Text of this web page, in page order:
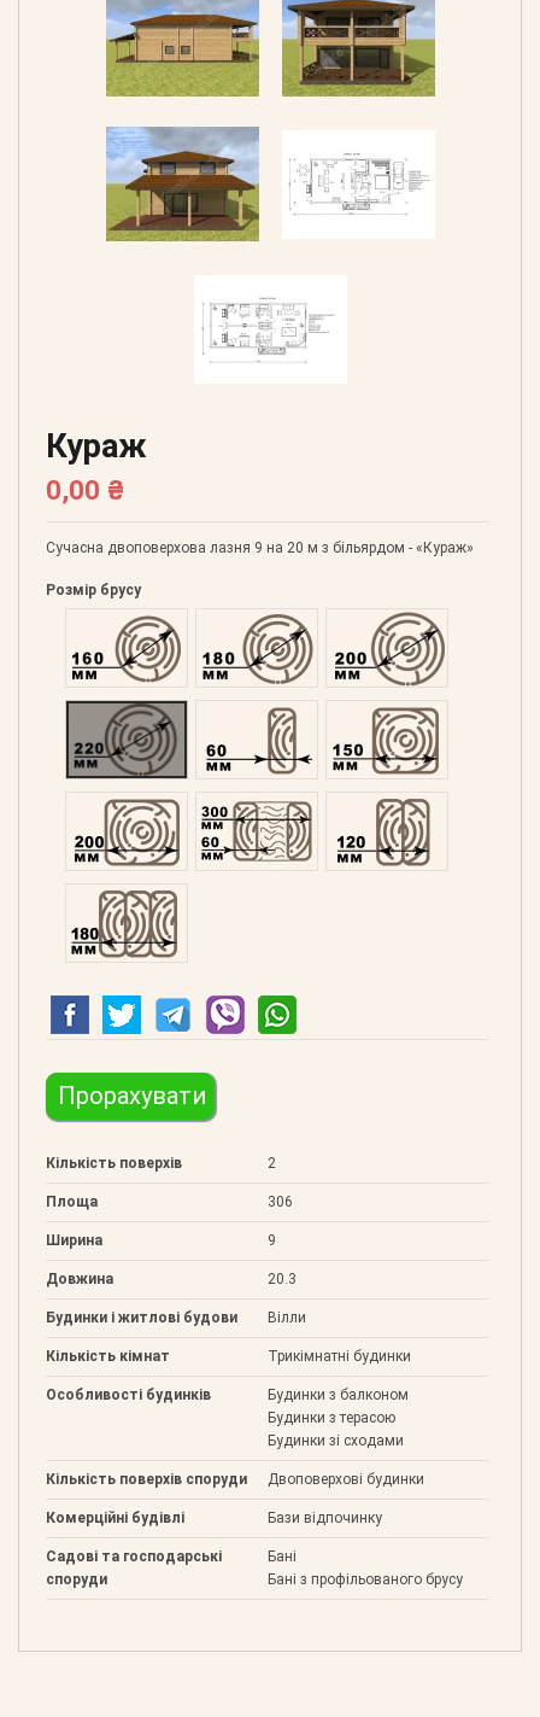
Кураж
0,00 ₴
Сучасна двоповерхова лазня 9 на 20 м з більярдом - «Кураж»
Розмір брусу
Оциліндрований 160Оциліндрований 180Оциліндрований 200
Оциліндрований 220Профільований 60 Профільований 150
Профільований 200Подвійний 300 Клеєний 120
Клеєний 180
Прорахувати
Кількість поверхів 2
Площа 306
Ширина 9
Довжина 20.3
Будинки і житлові будови Вілли
Кількість кімнат Трикімнатні будинки
Особливості будинків
Будинки з балконом
Будинки з терасою
Будинки зі сходами
Кількість поверхів споруди Двоповерхові будинки
Комерційні будівлі Бази відпочинку
Садові та господарські
споруди
Бані
Бані з профільованого брусу